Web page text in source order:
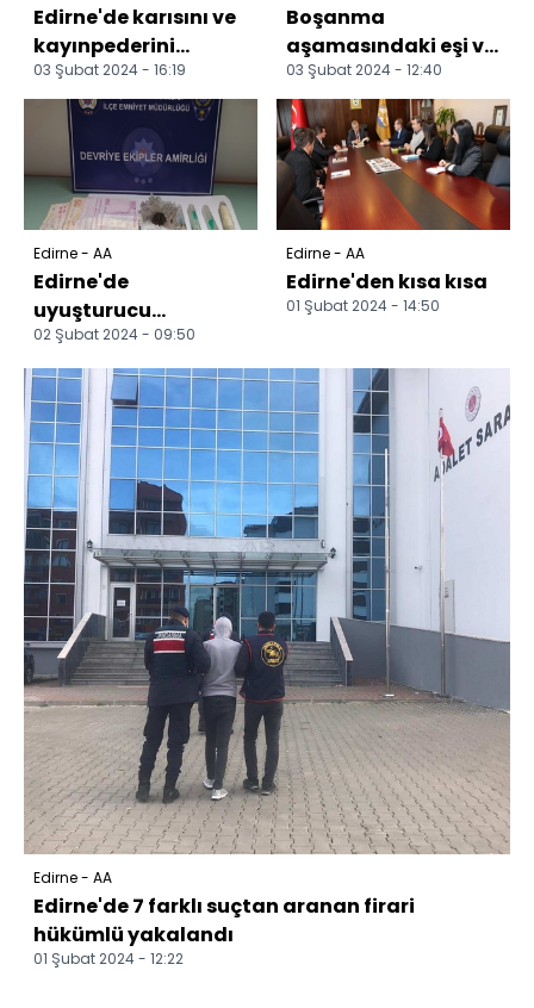
Edirne'de karısını ve
kayınpederini
silahla yaralayan
kişi intihar girişimi...
03 Şubat 2024 - 16:19
Boşanma
aşamasındaki eşi ve
kayınpederini
silahla yaralayıp,
intihara kalkı...
03 Şubat 2024 - 12:40
Edirne - AA
Edirne'de
uyuşturucu
operasyonlarında 12
şüpheli yakalandı
02 Şubat 2024 - 09:50
Edirne - AA
Edirne'den kısa kısa
01 Şubat 2024 - 14:50
Edirne - AA
Edirne'de 7 farklı suçtan aranan firari
hükümlü yakalandı
01 Şubat 2024 - 12:22